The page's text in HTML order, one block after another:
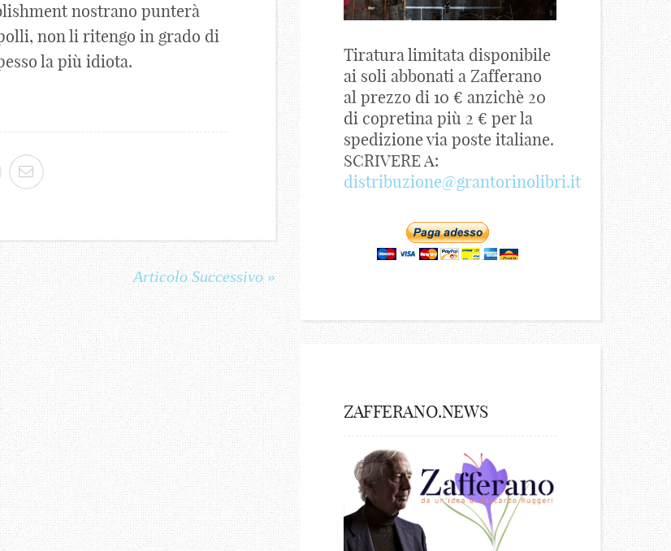
nostrano punterà
non li ritengo in grado di
la più idiota.
Articolo Successivo »
Tiratura limitata disponibile
ai soli abbonati a Zafferano
al prezzo di 10 € anzichè 20
di copretina più 2 € per la
spedizione via poste italiane.
SCRIVERE A:
distribuzione@grantorinolibri.it
ZAFFERANO.NEWS